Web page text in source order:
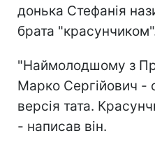
донька Стефанія
брата
"Наймолодшому з
Марко Сергійович -
версія тата.
- написав він.